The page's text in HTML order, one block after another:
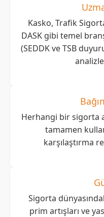
Kasko, Trafik
DASK gibi temel
(SEDDK ve TSB
Herhangi bir sigorta
tamamen
karşılaştırma
Sigorta
prim artışları ve